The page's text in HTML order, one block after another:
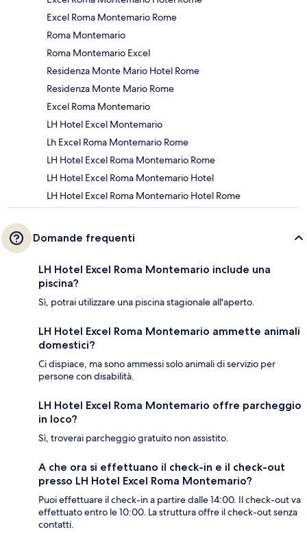
Excel Roma Montemario Rome
Roma Montemario
Roma Montemario Excel
Residenza Monte Mario Hotel Rome
Residenza Monte Mario Rome
Excel Roma Montemario
LH Hotel Excel Montemario
Lh Excel Roma Montemario Rome
LH Hotel Excel Roma Montemario Rome
LH Hotel Excel Roma Montemario Hotel
LH Hotel Excel Roma Montemario Hotel Rome
Domande frequenti
LH Hotel Excel Roma Montemario include una
piscina?
Sì, potrai utilizzare una piscina stagionale all'aperto.
LH Hotel Excel Roma Montemario ammette animali
domestici?
Ci dispiace, ma sono ammessi solo animali di servizio per
persone con disabilità.
LH Hotel Excel Roma Montemario offre parcheggio
in loco?
Sì, troverai parcheggio gratuito non assistito.
A che ora si effettuano il check-in e il check-out
presso LH Hotel Excel Roma Montemario?
Puoi effettuare il check-in a partire dalle 14:00. Il check-out va
effettuato entro le 10:00. La struttura offre il check-out senza
contatti.